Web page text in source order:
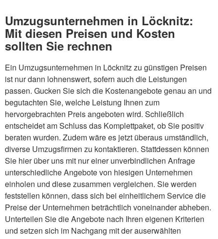
Umzugsunternehmen in Löcknitz:
Mit diesen Preisen und Kosten
sollten Sie rechnen
Ein Umzugsunternehmen in Löcknitz zu günstigen Preisen
ist nur dann lohnenswert, sofern auch die Leistungen
passen. Gucken Sie sich die Kostenangebote genau an und
begutachten Sie, welche Leistung Ihnen zum
hervorgebrachten Preis angeboten wird. Schließlich
entscheidet am Schluss das Komplettpaket, ob Sie positiv
beraten wurden. Zudem wäre es jetzt überaus umständlich,
diverse Umzugsfirmen zu kontaktieren. Stattdessen können
Sie hier über uns mit nur einer unverbindlichen Anfrage
unterschiedliche Angebote von hiesigen Unternehmen
einholen und diese zusammen vergleichen. Sie werden
feststellen können, dass sich bei einheitlichem Service die
Preise der Unternehmen beträchtlich voneinander abheben.
Unterteilen Sie die Angebote nach Ihren eigenen Kriterien
und setzen sich im Nachgang mit der auserwählten